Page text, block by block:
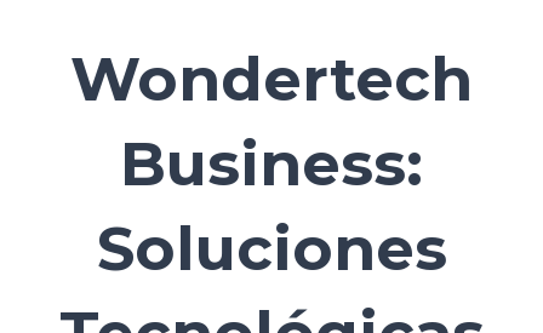
Wondertech
Business:
Soluciones